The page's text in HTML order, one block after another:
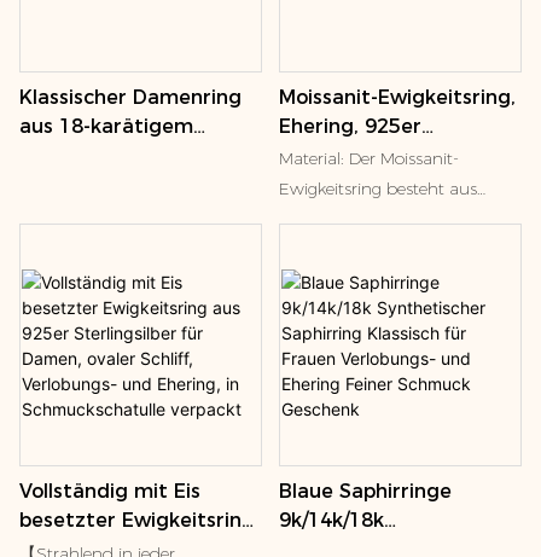
Klassischer Damenring
aus 18-karätigem
Moissanit-Ewigkeitsring,
Ehering, 925er
Sterlingsilber, Farbe D,
VVS1,
rmige Moissanit-Ringe,
Verlobungsringe,
stapelbare Ringe,
Größen 4-11
Material: Der Moissanit-
Ewigkeitsring besteht aus
925er Sterlingsilber und einem
mit Weißgold plattiert.
Hypoallergen und komfortabel:
Der Verlobungsring ist aus
925er Sterlingsilber gefertigt,
hypoallergen und angenehm
anderen Ringen kombinieren
und bildet ein schönes
Brautring-Set. Geschenk für
Vollständig mit Eis
besetzter Ewigkeitsring
aus 925er Sterlingsilber
Blaue Saphirringe
9k/14k/18k